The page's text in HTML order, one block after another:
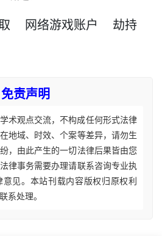
网络游戏账户
劫持
免责声明
术观点交流，不构成任何形式法律
地域、时效、个案等差异，请勿生
，由此产生的一切法律后果皆由您
律事务需要办理请联系咨询专业执
见。本站刊载内容版权归原权利
系处理。